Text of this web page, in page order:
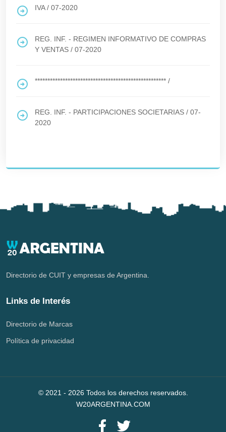
IVA/ 07-2020
REG. INF. - REGIMEN INFORMATIVO DE COMPRAS
Y VENTAS / 07-2020
**************************************************** /
REG. INF. - PARTICIPACIONES SOCIETARIAS / 07-
2020
Directorio de CUIT y empresas de Argentina.
Links de Interés
Directorio de Marcas
Política de privacidad
© 2021 - 2026 Todos los derechos reservados.
W20ARGENTINA.COM